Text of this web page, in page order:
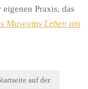
Praxis, das
Museums Leben am
auf der